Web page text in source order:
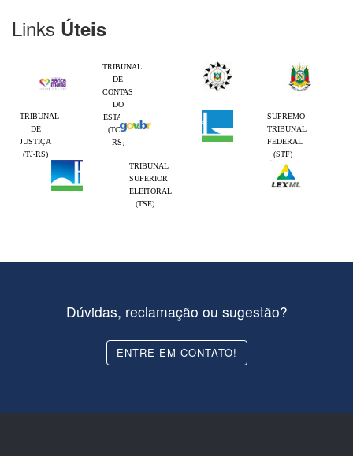
Links Úteis
TRIBUNAL
DE
CONTAS
DO
ESTADO
(TCE-
RS)
TRIBUNAL
DE
JUSTIÇA
(TJ-RS)
SUPREMO
TRIBUNAL
FEDERAL
(STF)
TRIBUNAL
SUPERIOR
ELEITORAL
(TSE)
Dúvidas, reclamação ou sugestão?
ENTRE EM CONTATO!